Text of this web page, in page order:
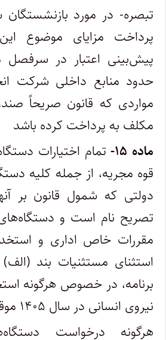
تبصره- در مورد
پرداخت مزایای موضوع
پیش‌بینی اعتبار در سرفصل
حدود منابع داخلی شرکت
مواردی که قانون صریحاً
مکلف به پرداخت کرده باشد
ماده ۱۵- تمام اختیارات
قوه مجریه، از جمله ‏کلیه
دولتی که شمول قانون بر
تصریح نام است و
مقررات خاص اداری و
برنامه، در خصوص هرگونه
نیروی انسانی در سال ۱۴۰۵ موقوف‌الاجرا می‌‏شود.
هرگونه درخواست